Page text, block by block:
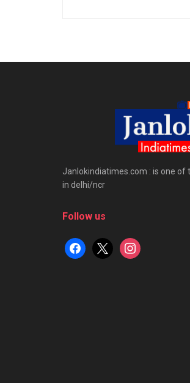
Janlokindiatimes.com : is one of
in delhi/ncr
Follow us
facebook
x instagram